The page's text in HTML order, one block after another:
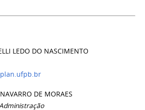
LEDO DO NASCIMENTO
DE MORAES